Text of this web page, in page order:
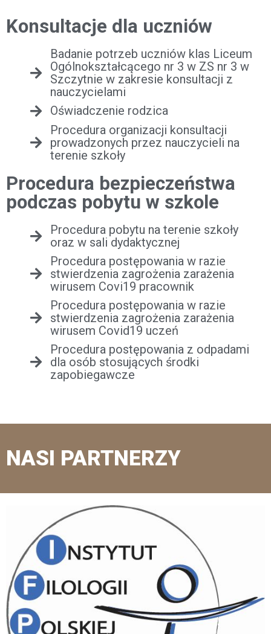
Konsultacje dla uczniów
Badanie potrzeb uczniów klas Liceum
Ogólnokształcącego nr 3 w ZS nr 3 w
Szczytnie w zakresie konsultacji z
nauczycielami
Oświadczenie rodzica
Procedura organizacji konsultacji
prowadzonych przez nauczycieli na
terenie szkoły
Procedura bezpieczeństwa
podczas pobytu w szkole
Procedura pobytu na terenie szkoły
oraz w sali dydaktycznej
Procedura postępowania w razie
stwierdzenia zagrożenia zarażenia
wirusem Covi19 pracownik
Procedura postępowania w razie
stwierdzenia zagrożenia zarażenia
wirusem Covid19 uczeń
Procedura postępowania z odpadami
dla osób stosujących środki
zapobiegawcze
NASI PARTNERZY